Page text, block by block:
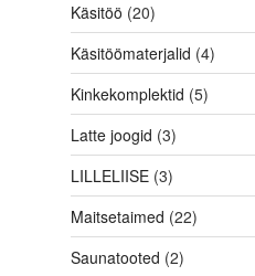
Käsitöö (20)
Käsitöömaterjalid (4)
Kinkekomplektid (5)
Latte joogid (3)
LILLELIISE (3)
Maitsetaimed (22)
Saunatooted (2)